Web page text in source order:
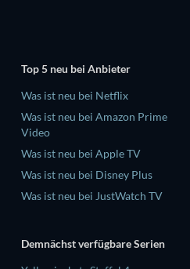
Top 5 neu bei Anbieter
Was ist neu bei Netflix
Was ist neu bei Amazon Prime
Video
Was ist neu bei Apple TV
Was ist neu bei Disney Plus
Was ist neu bei JustWatch TV
Demnächst verfügbare Serien